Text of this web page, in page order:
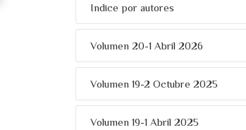
Indice por autores
Volumen 20-1 Abril 2026
Volumen 19-2 Octubre 2025
Volumen 19-1 Abril 2025